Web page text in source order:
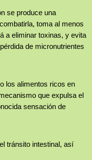
se produce una
toma al menos
a eliminar toxinas, y evita
de micronutrientes
los alimentos ricos en
que expulsa el
sensación de
tránsito intestinal, así